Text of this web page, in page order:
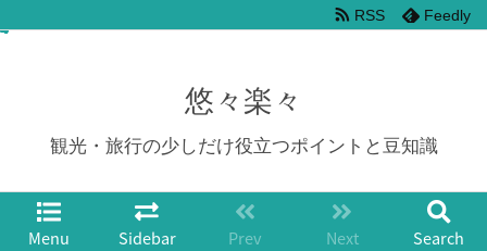
悠々楽々
観光・旅行の少しだけ役立つポイントと豆知識
Menu Sidebar Prev Next Search
RSS Feedly